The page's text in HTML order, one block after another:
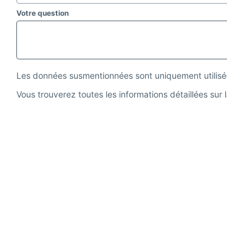
Votre question
Les données susmentionnées sont uniquement
Vous trouverez toutes les informations détaillées